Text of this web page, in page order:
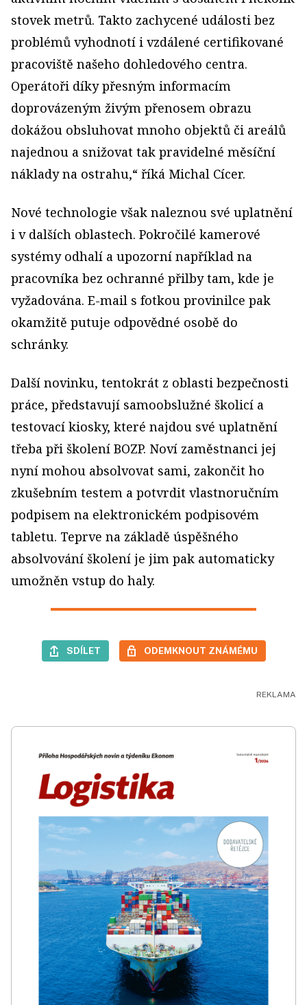
stovek metrů. Takto zachycené události bez
problémů vyhodnotí i vzdálené certifikované
pracoviště našeho dohledového centra.
Operátoři díky přesným informacím
doprovázeným živým přenosem obrazu
dokážou obsluhovat mnoho objektů či areálů
najednou a snižovat tak pravidelné měsíční
náklady na ostrahu,“ říká Michal Cícer.
Nové technologie však naleznou své uplatnění
i v dalších oblastech. Pokročilé kamerové
systémy odhalí a upozorní například na
pracovníka bez ochranné přilby tam, kde je
vyžadována. E-mail s fotkou provinilce pak
okamžitě putuje odpovědné osobě do
schránky.
Další novinku, tentokrát z oblasti bezpečnosti
práce, představují samoobslužné školicí a
testovací kiosky, které najdou své uplatnění
třeba při školení BOZP. Noví zaměstnanci jej
nyní mohou absolvovat sami, zakončit ho
zkušebním testem a potvrdit vlastnoručním
podpisem na elektronickém podpisovém
tabletu. Teprve na základě úspěšného
absolvování školení je jim pak automaticky
umožněn vstup do haly.
SDÍLET ODEMKNOUT ZNÁMÉMU